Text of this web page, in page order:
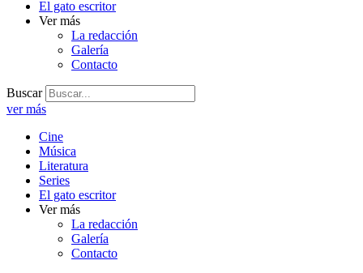
El gato escritor
Ver más
La redacción
Galería
Contacto
Buscar
ver más
Cine
Música
Literatura
Series
El gato escritor
Ver más
La redacción
Galería
Contacto